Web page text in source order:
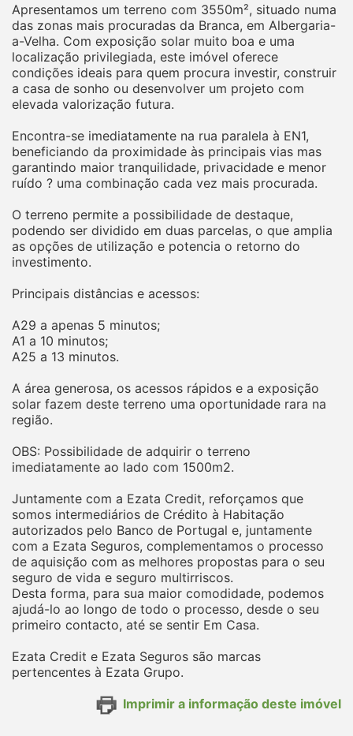
Apresentamos um terreno com 3550m², situado numa
das zonas mais procuradas da Branca, em Albergaria-
a-Velha. Com exposição solar muito boa e uma
localização privilegiada, este imóvel oferece
condições ideais para quem procura investir, construir
a casa de sonho ou desenvolver um projeto com
elevada valorização futura.
Encontra-se imediatamente na rua paralela à EN1,
beneficiando da proximidade às principais vias mas
garantindo maior tranquilidade, privacidade e menor
ruído ? uma combinação cada vez mais procurada.
O terreno permite a possibilidade de destaque,
podendo ser dividido em duas parcelas, o que amplia
as opções de utilização e potencia o retorno do
investimento.
Principais distâncias e acessos:
A29 a apenas 5 minutos;
A1 a 10 minutos;
A25 a 13 minutos.
A área generosa, os acessos rápidos e a exposição
solar fazem deste terreno uma oportunidade rara na
região.
OBS: Possibilidade de adquirir o terreno
imediatamente ao lado com 1500m2.
Juntamente com a Ezata Credit, reforçamos que
somos intermediários de Crédito à Habitação
autorizados pelo Banco de Portugal e, juntamente
com a Ezata Seguros, complementamos o processo
de aquisição com as melhores propostas para o seu
seguro de vida e seguro multirriscos.
Desta forma, para sua maior comodidade, podemos
ajudá-lo ao longo de todo o processo, desde o seu
primeiro contacto, até se sentir Em Casa.
Ezata Credit e Ezata Seguros são marcas
pertencentes à Ezata Grupo.
Imprimir a informação deste imóvel